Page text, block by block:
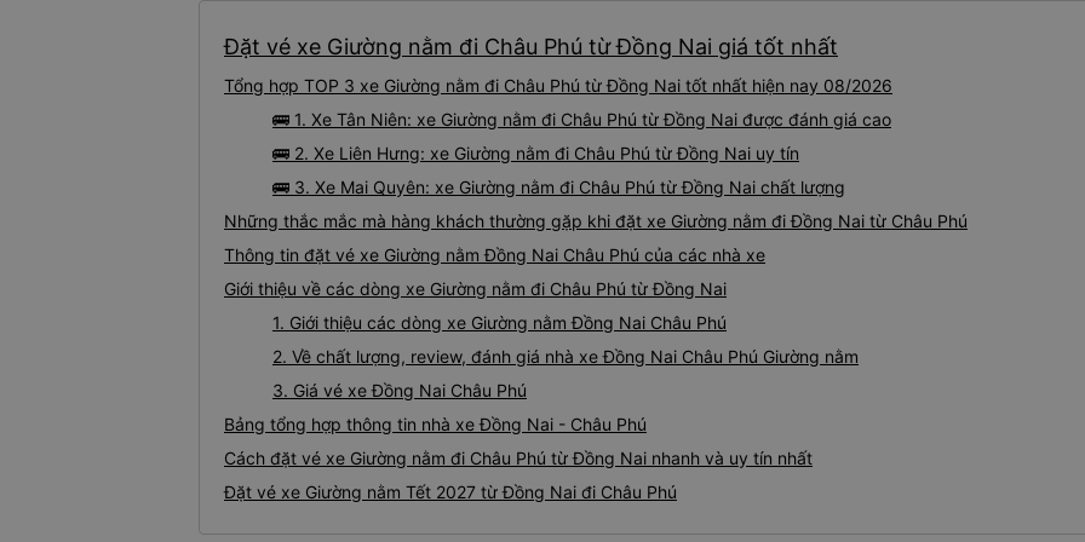
Trang và sau đó được đưa
cũng vận chuyển hàng hóa
Đặt vé xe Giường nằm đi Châu Phú từ Đồng Nai giá tốt nhất
Tổng hợp TOP 3 xe Giường nằm đi Châu Phú từ Đồng Nai tốt nhất hiện nay 08/2026
🚌 1. Xe Tân Niên: xe Giường nằm đi Châu Phú từ Đồng Nai được đánh giá cao
🚌 2. Xe Liên Hưng: xe Giường nằm đi Châu Phú từ Đồng Nai uy tín
🚌 3. Xe Mai Quyên: xe Giường nằm đi Châu Phú từ Đồng Nai chất lượng
Những thắc mắc mà hàng khách thường gặp khi đặt xe Giường nằm đi Đồng Nai từ Châu Phú
Thông tin đặt vé xe Giường nằm Đồng Nai Châu Phú của các nhà xe
Giới thiệu về các dòng xe Giường nằm đi Châu Phú từ Đồng Nai
1. Giới thiệu các dòng xe Giường nằm Đồng Nai Châu Phú
2. Về chất lượng, review, đánh giá nhà xe Đồng Nai Châu Phú Giường nằm
3. Giá vé xe Đồng Nai Châu Phú
Bảng tổng hợp thông tin nhà xe Đồng Nai - Châu Phú
Cách đặt vé xe Giường nằm đi Châu Phú từ Đồng Nai nhanh và uy tín nhất
Đặt vé xe Giường nằm Tết 2027 từ Đồng Nai đi Châu Phú